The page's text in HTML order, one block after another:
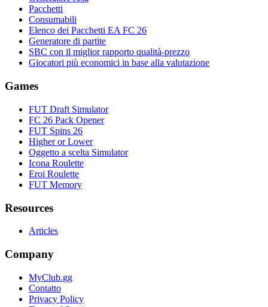
Pacchetti
Consumabili
Elenco dei Pacchetti EA FC 26
Generatore di partite
SBC con il miglior rapporto qualità-prezzo
Giocatori più economici in base alla valutazione
Games
FUT Draft Simulator
FC 26 Pack Opener
FUT Spins 26
Higher or Lower
Oggetto a scelta Simulator
Icona Roulette
Eroi Roulette
FUT Memory
Resources
Articles
Company
MyClub.gg
Contatto
Privacy Policy